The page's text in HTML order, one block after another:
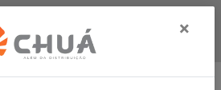
Baixe já nosso APP
0
×